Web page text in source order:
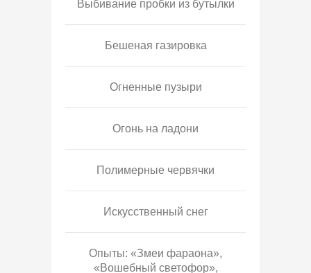
Выбивание пробки из бутылки
Бешеная газировка
Огненные пузыри
Огонь на ладони
Полимерные червячки
Искусственный снег
Опыты: «Змеи фараона»,
«Вошебный светофор»,